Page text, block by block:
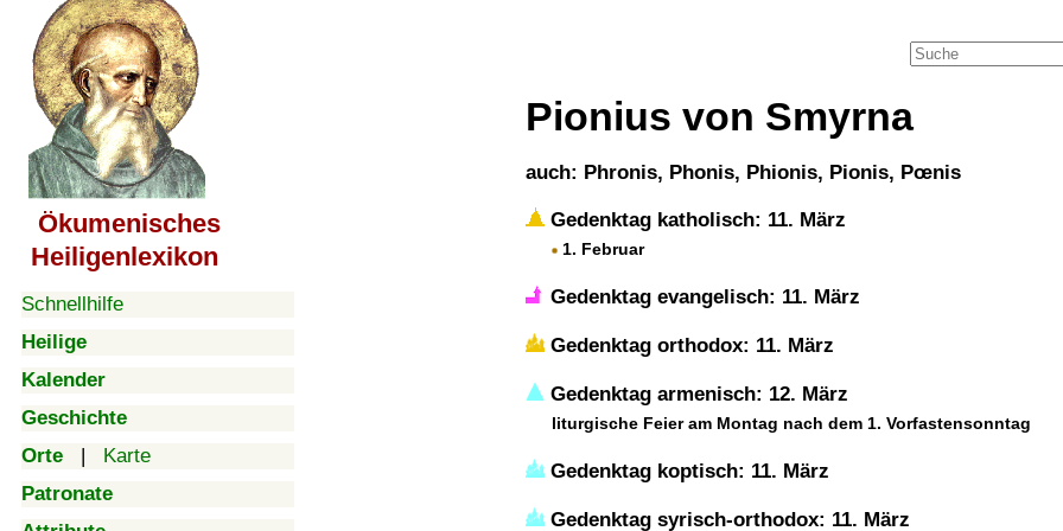
Ökumenisches
Heiligenlexikon
Schnellhilfe
Heilige
Kalender
Geschichte
Orte | Karte
Patronate
Pionius von Smyrna
auch: Phronis, Phonis, Phionis, Pionis, Pœnis
Gedenktag katholisch: 11. März
1. Februar
Gedenktag evangelisch: 11. März
Gedenktag orthodox: 11. März
Gedenktag armenisch: 12. März
liturgische Feier am Montag nach dem 1. Vorfastensonntag
Gedenktag koptisch: 11. März
Gedenktag syrisch-orthodox: 11. März